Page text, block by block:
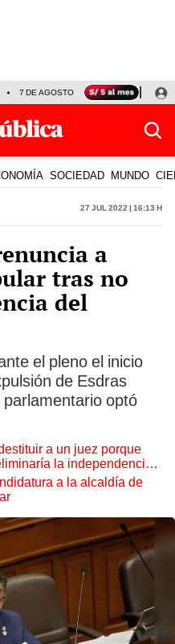
7 DE AGOSTO TINKA RESULTADOS
SOCIEDAD MUNDO
27 Jul 2022 | 16:13 h
a
tras no
del
el pleno el inicio
de Esdras
optó
a un juez porque
la independencia
a la alcaldía de